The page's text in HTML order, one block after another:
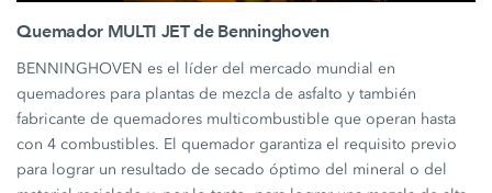
Quemador MULTI JET de Benninghoven
BENNINGHOVEN es el líder del mercado mundial en
quemadores para plantas de mezcla de asfalto y también
fabricante de quemadores multicombustible que operan hasta
con 4 combustibles. El quemador garantiza el requisito previo
para lograr un resultado de secado óptimo del mineral o del